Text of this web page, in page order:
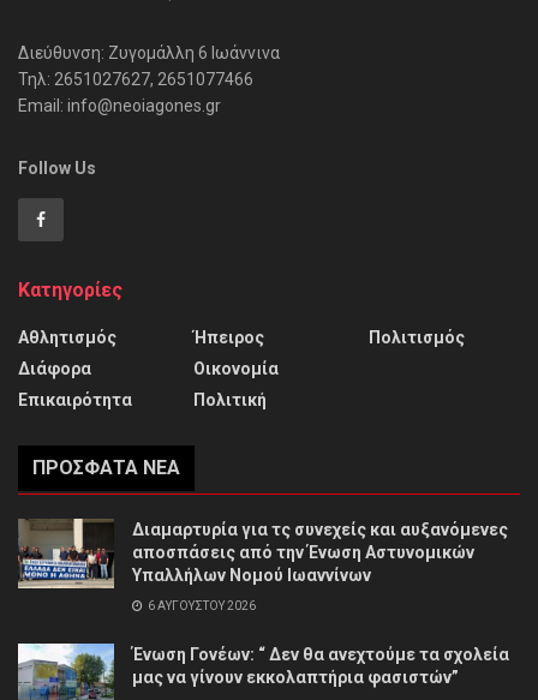
Διεύθυνση: Ζυγομάλλη 6 Ιωάννινα
Τηλ: 2651027627, 2651077466
Email: info@neoiagones.gr
Follow Us
Κατηγορίες
Αθλητισμός
Διάφορα
Επικαιρότητα
Ήπειρος
Οικονομία
Πολιτική
Πολιτισμός
ΠΡΌΣΦΑΤΑ ΝΈΑ
Διαμαρτυρία για τς συνεχείς και αυξανόμενες
αποσπάσεις από την Ένωση Αστυνομικών
Υπαλλήλων Νομού Ιωαννίνων
6 ΑΥΓΟΎΣΤΟΥ 2026
Ένωση Γονέων: “ Δεν θα ανεχτούμε τα σχολεία
μας να γίνουν εκκολαπτήρια φασιστών”